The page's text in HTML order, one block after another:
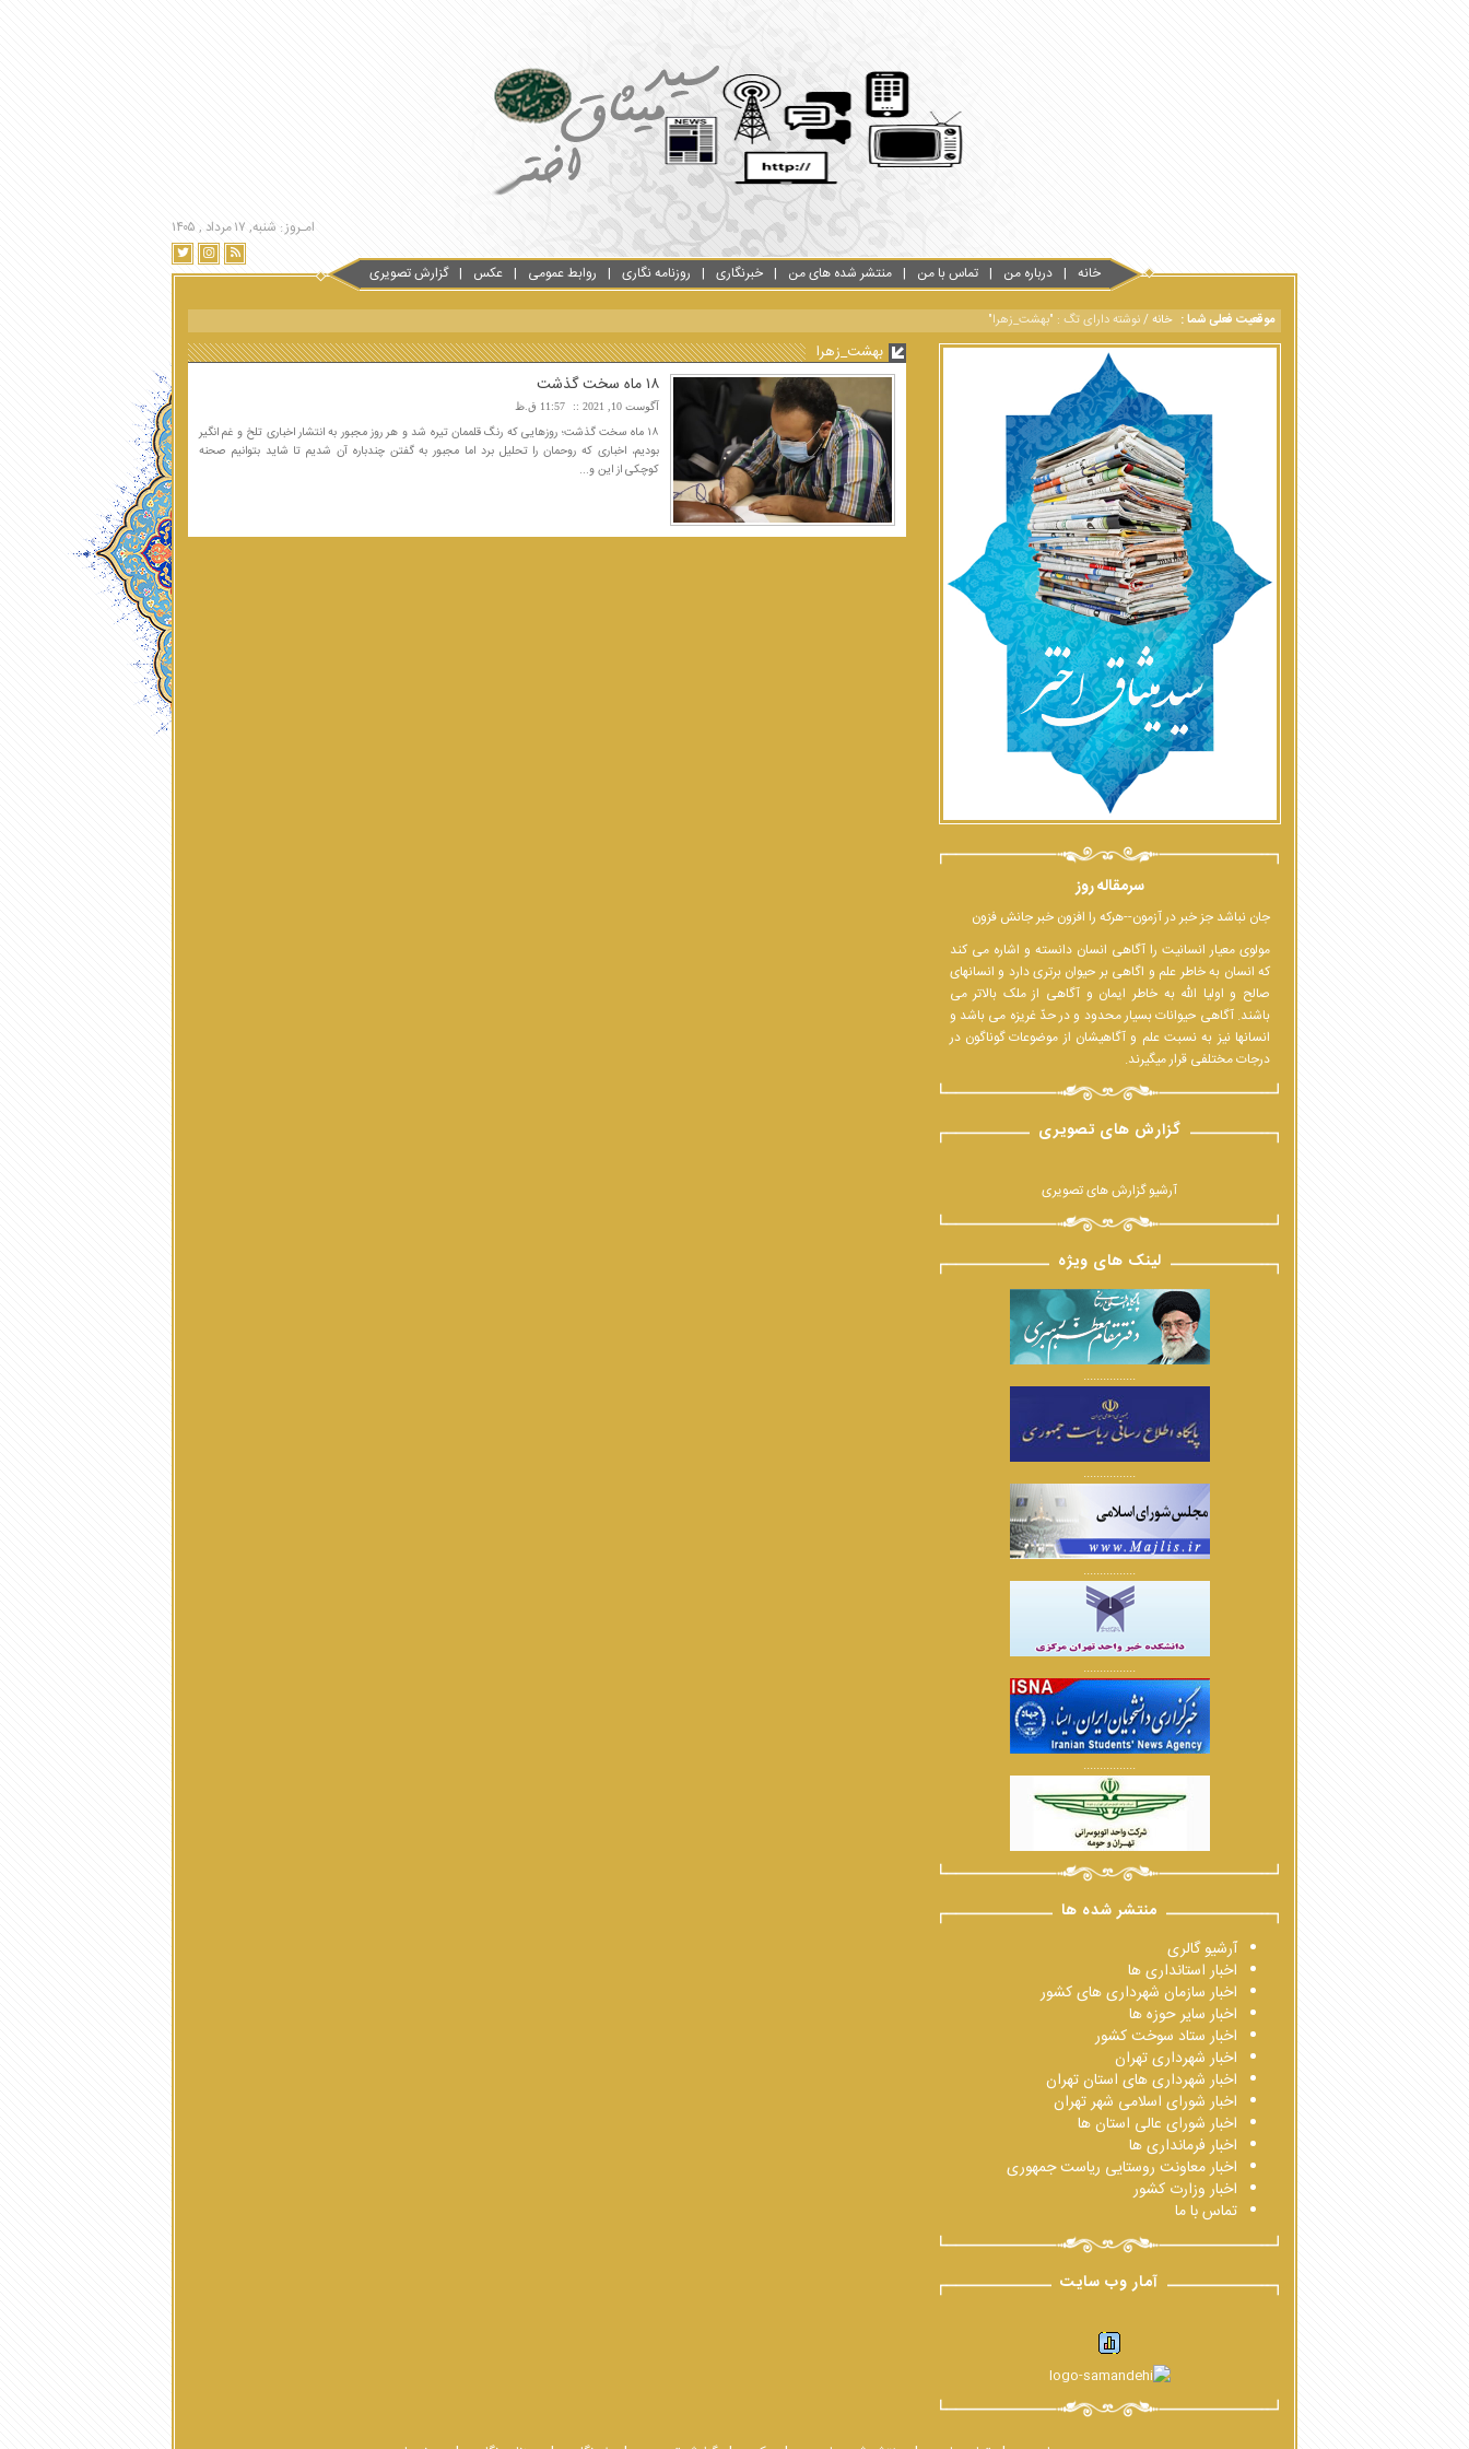
امـروز : شنبه, ۱۷ مرداد , ۱۴۰۵
خانه درباره من تماس با من منتشر شده های من خبرنگاری روزنامه نگاری روابط عمومی عکس گزارش تصویری
موقعیت فعلی شما : خانه/نوشته دارای تگ : "بهشت_زهرا"
بهشت_زهرا
۱۸ ماه سخت گذشت
آگوست 10, 2021 11:57 ق.ظ
۱۸ ماه سخت گذشت؛ روزهایی که رنگ قلممان تیره شد و هر روز مجبور به انتشار اخباری تلخ و غم انگیر
بودیم، اخباری که روحمان را تحلیل برد اما مجبور به گفتن چندباره آن شدیم تا شاید بتوانیم صحنه
کوچکی از این و...
سرمقاله روز
جان نباشد جز خبر در آزمون--هرکه را افزون خبر جانش فزون
مولوی معیار انسانیت را آگاهی انسان دانسته و اشاره می کند
که انسان به خاطر علم و اگاهی بر حیوان برتری دارد و انسانهای
صالح و اولیا الله به خاطر ایمان و آگاهی از ملک بالاتر می
باشند. آگاهی حیوانات بسیار محدود و در حدّ غریزه می باشد و
انسانها نیز به نسبت علم و آگاهیشان از موضوعات گوناگون در
درجات مختلفی قرار میگیرند.
گزارش های تصویری
آرشیو گزارش های تصویری
لینک های ویژه
................
................
................
................
................
منتشر شده ها
آرشیو گالری
اخبار استانداری ها
اخبار سازمان شهرداری های کشور
اخبار سایر حوزه ها
اخبار ستاد سوخت کشور
اخبار شهرداری تهران
اخبار شهرداری های استان تهران
اخبار شورای اسلامی شهر تهران
اخبار شورای عالی استان ها
اخبار فرمانداری ها
اخبار معاونت روستایی ریاست جمهوری
اخبار وزارت کشور
تماس با ما
آمار وب سایت